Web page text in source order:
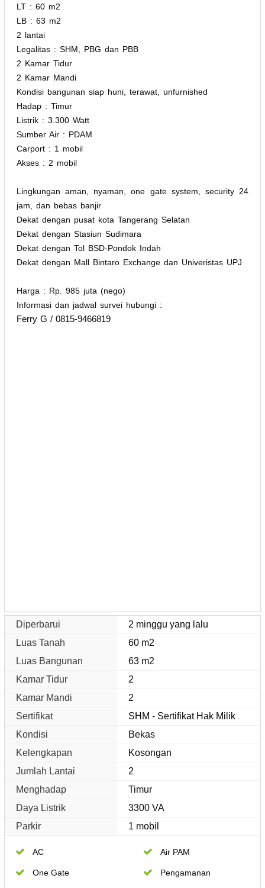
LT : 60 m2
LB : 63 m2
2 lantai
Legalitas : SHM, PBG dan PBB
2 Kamar Tidur
2 Kamar Mandi
Kondisi bangunan siap huni, terawat, unfurnished
Hadap : Timur
Listrik : 3.300 Watt
Sumber Air : PDAM
Carport : 1 mobil
Akses : 2 mobil
Lingkungan aman, nyaman, one gate system, security 24
jam, dan bebas banjir
Dekat dengan pusat kota Tangerang Selatan
Dekat dengan Stasiun Sudimara
Dekat dengan Tol BSD-Pondok Indah
Dekat dengan Mall Bintaro Exchange dan Univeristas UPJ
Harga : Rp. 985 juta (nego)
Informasi dan jadwal survei hubungi :
Ferry G / 0815-9466819
Diperbarui
2 minggu yang lalu
Luas Tanah
60 m2
Luas Bangunan
63 m2
Kamar Tidur
2
Kamar Mandi
2
Sertifikat
SHM - Sertifikat Hak Milik
Kondisi
Bekas
Kelengkapan
Kosongan
Jumlah Lantai
2
Menghadap
Timur
Daya Listrik
3300 VA
Parkir
1 mobil
AC Air PAM
One Gate Pengamanan